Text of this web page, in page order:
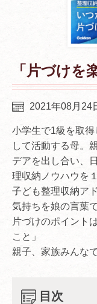
「片づけを
2021年08月24
小学生で1級を取
して活動する母。
デアを出し合い、
理収納ノウハウを
子ども整理収納ア
気持ちを娘の言葉
片づけのポイント
こと」
親子、家族みんな
目次